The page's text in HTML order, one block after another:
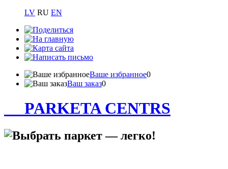
LV RU EN
Ваше избранное0
Ваш заказ0
PARKETA CENTRS